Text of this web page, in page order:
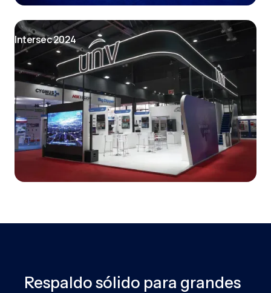
Intersec 2024
Respaldo sólido para grandes